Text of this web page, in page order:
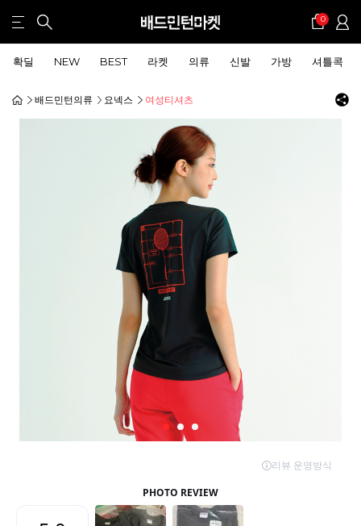
0
확딜 NEW BEST 라켓 의류 신발 가방 셔틀콕
배드민턴의류 요넥스 여성티셔츠